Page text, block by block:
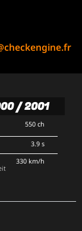
/ 2001
550 ch
3.9 s
330 km/h